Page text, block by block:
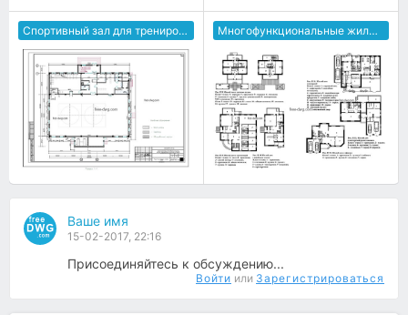
Спортивный зал для тренировочных занятий по борьбе Многофункциональные жилые дома
Ваше имя
15-02-2017, 22:16
Присоединяйтесь к обсуждению...
Войти или Зарегистрироваться